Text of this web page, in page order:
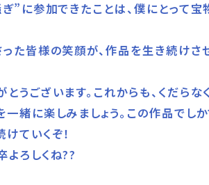
”に参加できたことは、僕にとって宝
った皆様の笑顔が、作品を生き続けさ
うございます。これからも、くだらな
緒に楽しみましょう。この作品でし
ていくぞ！
よろしくね??